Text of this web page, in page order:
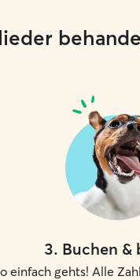
3. Buchen &
einfach gehts! Alle